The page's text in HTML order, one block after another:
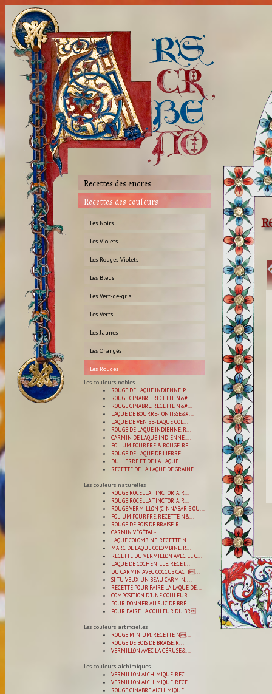
Recettes des encres
Recettes des couleurs
Les Noirs
Les Violets
Les Rouges Violets
Les Bleus
Les Vert-de-gris
Les Verts
Les Jaunes
Les Orangés
Les Rouges
Les couleurs nobles
ROUGE DE LAQUE INDIENNE. P...
ROUGE CINABRE. RECETTE N&#...
ROUGE CINABRE. RECETTE N&#...
LAQUE DE BOURRE-TONTISSE&#...
LAQUE DE VENISE- LAQUE COL...
ROUGE DE LAQUE INDIENNE. R...
CARMIN DE LAQUE INDIENNE. ...
FOLIUM POURPRE & ROUGE. RE...
ROUGE DE LAQUE DE LIERRE. ...
DU LIERRE ET DE LA LAQUE. ...
RECETTE DE LA LAQUE DE GRAINE ...
Les couleurs naturelles
ROUGE ROCELLA TINCTORIA. R...
ROUGE ROCELLA TINCTORIA. R...
ROUGE VERMILLON (CINNABARIS OU...
FOLIUM POURPRE. RECETTE N&...
ROUGE DE BOIS DE BRAISE. R...
CARMIN VÉGÉTAL -...
LAQUE COLOMBINE. RECETTE N...
MARC DE LAQUE COLOMBINE. R...
RECETTE DU VERMILLON AVEC LE C...
LAQUE DE COCHENILLE. RECET...
DU CARMIN AVEC COCCUS CACTI...
SI TU VEUX UN BEAU CARMIN....
RECETTE POUR FAIRE LA LAQUE DE...
COMPOSITION D'UNE COULEUR ...
POUR DONNER AU SUC DE BRÉ...
POUR FAIRE LA COULEUR DU BR...
Les couleurs artificielles
ROUGE MINIUM. RECETTE N...
ROUGE DE BOIS DE BRAISE. R...
VERMILLON AVEC LA CÉRUSE&...
Les couleurs alchimiques
VERMILLON ALCHIMIQUE. REC...
VERMILLON ALCHIMIQUE. RECE...
ROUGE CINABRE ALCHIMIQUE. ...